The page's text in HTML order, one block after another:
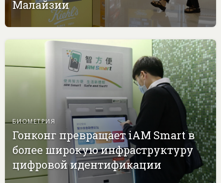
Малайзии
БИОМЕТРИЯ
Гонконг превращает iAM Smart в
более широкую инфраструктуру
цифровой идентификации